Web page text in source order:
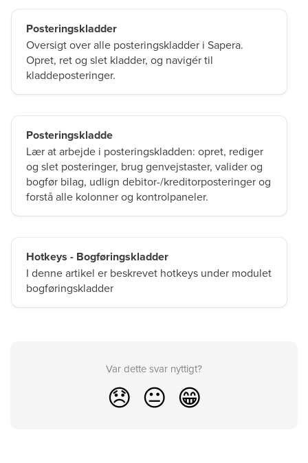
Posteringskladder
Oversigt over alle posteringskladder i Sapera.
Opret, ret og slet kladder, og navigér til
kladdeposteringer.
Posteringskladde
Lær at arbejde i posteringskladden: opret, rediger
og slet posteringer, brug genvejstaster, valider og
bogfør bilag, udlign debitor-/kreditorposteringer og
forstå alle kolonner og kontrolpaneler.
Hotkeys - Bogføringskladder
I denne artikel er beskrevet hotkeys under modulet
bogføringskladder
Var dette svar nyttigt?
😞 😐 😁